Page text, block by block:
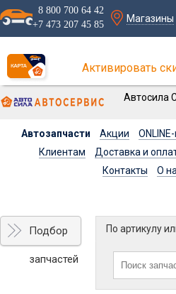
8 800 700 64 42
+7 473 207 45 85
Магазины
Активировать
Автосила
Автозапчасти Акции
Клиентам
Доставка и
Контакты
О
Подбор
запчастей
По артикулу